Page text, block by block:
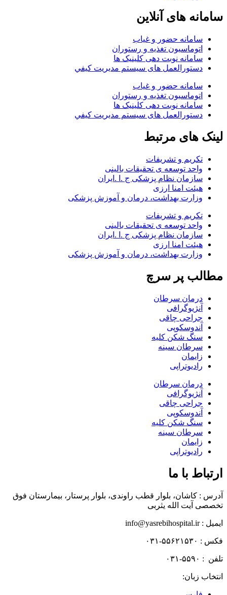
سامانه های آنلاین
سامانه حضور و غیاب
اتوماسیون تغذیه و رستوران
سامانه نوبت دهی کلینیک ها
دستورالعمل های سيستم مديريت کيفي
سامانه حضور و غیاب
اتوماسیون تغذیه و رستوران
سامانه نوبت دهی کلینیک ها
دستورالعمل های سيستم مديريت کيفي
لینک های مرتبط
تکریم و تشریفات
واحد توسعه ی تحقیقات بالینی
سازمان نظام پزشکی ج .ا .ایران
هیئت امنا ارزی
وزارت بهداشت، درمان و آموزش پزشکی
تکریم و تشریفات
واحد توسعه ی تحقیقات بالینی
سازمان نظام پزشکی ج .ا .ایران
هیئت امنا ارزی
وزارت بهداشت، درمان و آموزش پزشکی
مطالب پر سرچ
درمان سرطان
آنژیوگرافی
جراحی چاقی
آندوسکوپی
سنگ شکن کلیه
سرطان سینه
زایمان
رادیوتراپی
درمان سرطان
آنژیوگرافی
جراحی چاقی
آندوسکوپی
سنگ شکن کلیه
سرطان سینه
زایمان
رادیوتراپی
ارتباط با ما
آدرس : کاشان، بلوار قطب راوندی، بلوار پرستار، بیمارستان فوق
تخصصی آیت الله یثربی
ایمیل : info@yasrebihospital.ir
فکس : ۵۵۶۲۱۵۳۰-۰۳۱
تلفن : ۵۵۹۰-۰۳۱
انتخاب زبان: